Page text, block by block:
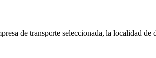
de transporte seleccionada, la localidad de